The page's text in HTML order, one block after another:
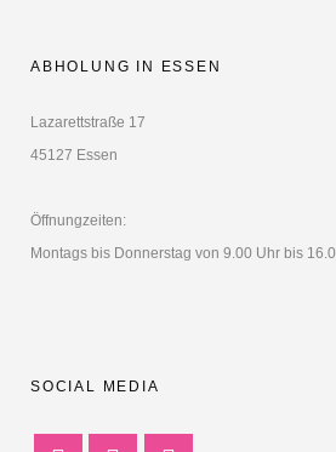
ABHOLUNG IN ESSEN
Lazarettstraße 17
45127 Essen
Öffnungzeiten:
Montags bis Donnerstag von 9.00 Uhr bis
SOCIAL MEDIA